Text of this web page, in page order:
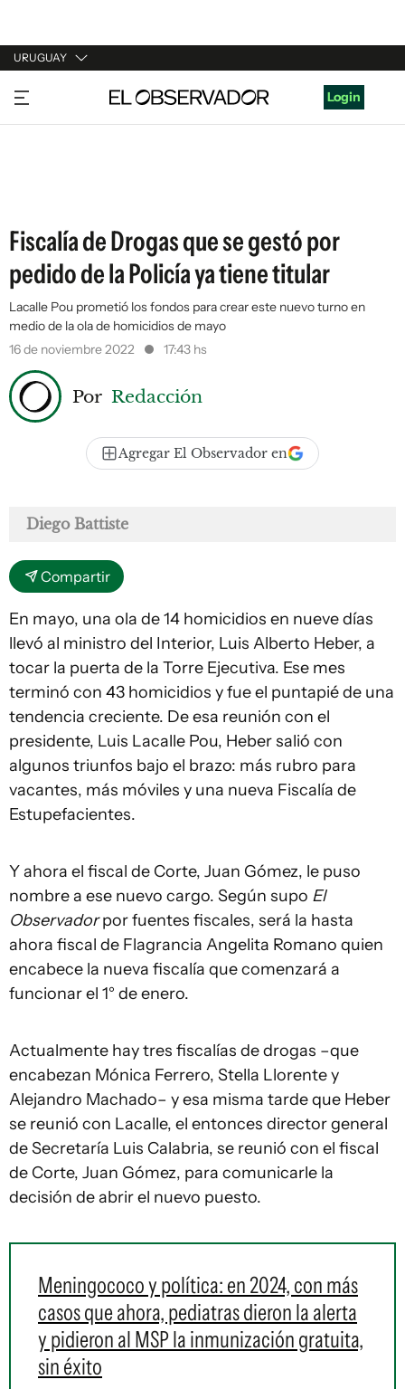
URUGUAY
URUGUAY
ARGENTINA
Login
Fiscalía de Drogas que se gestó por
pedido de la Policía ya tiene titular
Lacalle Pou prometió los fondos para crear este nuevo turno en
medio de la ola de homicidios de mayo
16 de noviembre 2022
17:43 hs
Por Redacción
Agregar El Observador en
Diego Battiste
Compartir
En mayo, una ola de 14 homicidios en nueve días
llevó al ministro del Interior, Luis Alberto Heber, a
tocar la puerta de la Torre Ejecutiva. Ese mes
terminó con 43 homicidios y fue el puntapié de una
tendencia creciente. De esa reunión con el
presidente, Luis Lacalle Pou, Heber salió con
algunos triunfos bajo el brazo: más rubro para
vacantes, más móviles y una nueva Fiscalía de
Estupefacientes.
Y ahora el fiscal de Corte, Juan Gómez, le puso
nombre a ese nuevo cargo. Según supo El
Observadorpor fuentes fiscales, será la hasta
ahora fiscal de Flagrancia Angelita Romano quien
encabece la nueva fiscalía que comenzará a
funcionar el 1° de enero.
Actualmente hay tres fiscalías de drogas –que
encabezan Mónica Ferrero, Stella Llorente y
Alejandro Machado– y esa misma tarde que Heber
se reunió con Lacalle, el entonces director general
de Secretaría Luis Calabria, se reunió con el fiscal
de Corte, Juan Gómez, para comunicarle la
decisión de abrir el nuevo puesto.
Meningococo y política: en 2024, con más
casos que ahora, pediatras dieron la alerta
y pidieron al MSP la inmunización gratuita,
sin éxito